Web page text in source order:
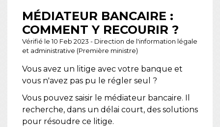
MÉDIATEUR BANCAIRE :
COMMENT Y RECOURIR ?
Vérifié le 10 Feb 2023 - Direction de l'information légale
et administrative (Première ministre)
Vous avez un litige avec votre banque et
vous n'avez pas pu le régler seul ?
Vous pouvez saisir le médiateur bancaire. Il
recherche, dans un délai court, des solutions
pour résoudre ce litige.